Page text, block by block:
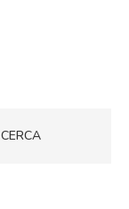
CERCA